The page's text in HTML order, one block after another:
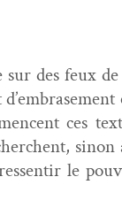
sur des feux
ces
le